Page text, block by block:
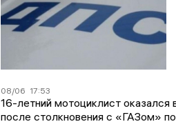
08/06 17:53
16-летний мотоциклист оказался
после столкновения с «ГАЗом»